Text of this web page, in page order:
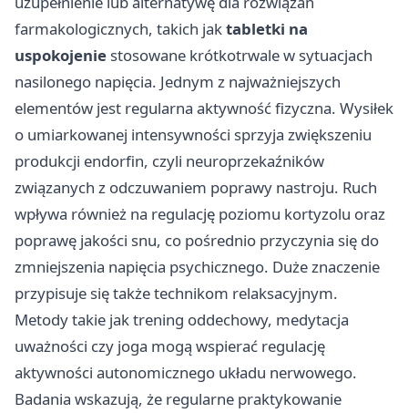
farmakologicznych, takich jaktabletki na
uspokojenie stosowane krótkotrwale w sytuacjach
nasilonego napięcia. Jednym z najważniejszych
elementów jest regularna aktywność fizyczna. Wysiłek
o umiarkowanej intensywności sprzyja zwiększeniu
produkcji endorfin, czyli neuroprzekaźników
związanych z odczuwaniem poprawy nastroju. Ruch
wpływa również na regulację poziomu kortyzolu oraz
poprawę jakości snu, co pośrednio przyczynia się do
zmniejszenia napięcia psychicznego. Duże znaczenie
przypisuje się także technikom relaksacyjnym.
Metody takie jak trening oddechowy, medytacja
uważności czy joga mogą wspierać regulację
aktywności autonomicznego układu nerwowego.
Badania wskazują, że regularne praktykowanie